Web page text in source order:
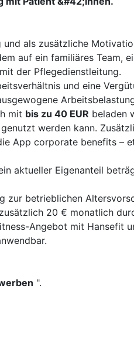
und als zusätzliche
auf ein familiäres Team,
der Pflegedienstleitung.
und eine
mit bis zu 40 EUR beladen
werden kann.
App corporate benefits –
aktueller Eigenanteil
zur betrieblichen
20 € monatlich
Angebot mit Hansefit
".